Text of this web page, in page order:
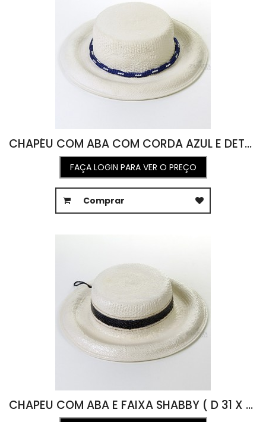
CHAPÉU COM ABA COM CORDA AZUL E DETALHES BRANCO (A10 D31 )
FAÇA LOGIN PARA VER O PREÇO
Comprar
CHAPEU COM ABA E FAIXA SHABBY ( D 31 X A 10 )